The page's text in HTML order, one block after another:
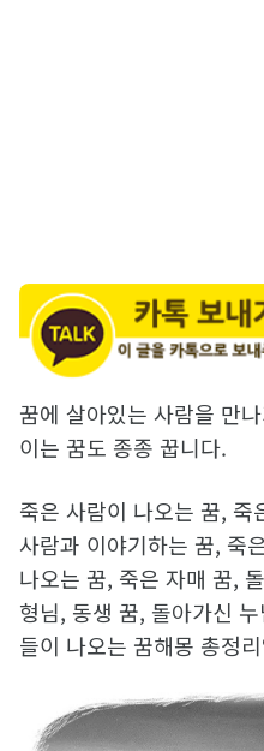
꿈에 살아있는 사람을 만
이는 꿈도 종종 꿉니다.
죽은 사람이 나오는 꿈,
사람과 이야기하는 꿈, 죽
나오는 꿈, 죽은 자매 꿈,
형님, 동생 꿈, 돌아가신
들이 나오는 꿈해몽 총정